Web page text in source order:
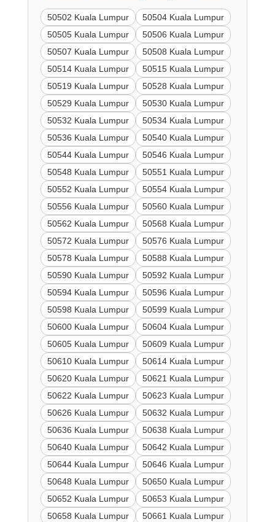
50502 Kuala Lumpur
50504 Kuala Lumpur
50505 Kuala Lumpur
50506 Kuala Lumpur
50507 Kuala Lumpur
50508 Kuala Lumpur
50514 Kuala Lumpur
50515 Kuala Lumpur
50519 Kuala Lumpur
50528 Kuala Lumpur
50529 Kuala Lumpur
50530 Kuala Lumpur
50532 Kuala Lumpur
50534 Kuala Lumpur
50536 Kuala Lumpur
50540 Kuala Lumpur
50544 Kuala Lumpur
50546 Kuala Lumpur
50548 Kuala Lumpur
50551 Kuala Lumpur
50552 Kuala Lumpur
50554 Kuala Lumpur
50556 Kuala Lumpur
50560 Kuala Lumpur
50562 Kuala Lumpur
50568 Kuala Lumpur
50572 Kuala Lumpur
50576 Kuala Lumpur
50578 Kuala Lumpur
50588 Kuala Lumpur
50590 Kuala Lumpur
50592 Kuala Lumpur
50594 Kuala Lumpur
50596 Kuala Lumpur
50598 Kuala Lumpur
50599 Kuala Lumpur
50600 Kuala Lumpur
50604 Kuala Lumpur
50605 Kuala Lumpur
50609 Kuala Lumpur
50610 Kuala Lumpur
50614 Kuala Lumpur
50620 Kuala Lumpur
50621 Kuala Lumpur
50622 Kuala Lumpur
50623 Kuala Lumpur
50626 Kuala Lumpur
50632 Kuala Lumpur
50636 Kuala Lumpur
50638 Kuala Lumpur
50640 Kuala Lumpur
50642 Kuala Lumpur
50644 Kuala Lumpur
50646 Kuala Lumpur
50648 Kuala Lumpur
50650 Kuala Lumpur
50652 Kuala Lumpur
50653 Kuala Lumpur
50658 Kuala Lumpur
50661 Kuala Lumpur